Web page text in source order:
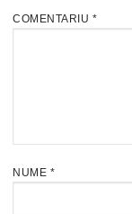
COMENTARIU *
NUME *